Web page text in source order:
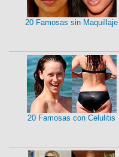
20 Famosas sin Maquillaje
20 Famosas con Celulitis